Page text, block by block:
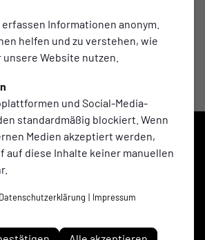
Informationen anonym.
helfen und zu verstehen, wie
Website nutzen.
und Social-Media-
standardmäßig blockiert. Wenn
Medien akzeptiert werden,
auf diese Inhalte keiner manuellen
Datenschutzerklärung | Impressum